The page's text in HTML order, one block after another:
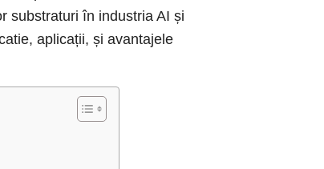
substraturi în industria AI și
aplicații, și avantajele